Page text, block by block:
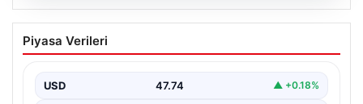
Kelebek.Org İle Sanal İletişimin
Sertifikalı Adresi Ve Sohbet Deneyimi
sağlaması kritik bir önem taşımaktadır. Günümüzde
birçok…
Piyasa Verileri
USD 47.74 ▲ +0.18%